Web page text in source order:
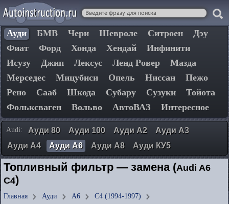
Ауди БМВ Чери Шевроле Ситроен
Дэу
Фиат
Форд Хонда Хендай
Инфинити
Исузу
Джип Лексус Ленд Ровер
Мазда
Мерседес
Мицубиси Опель Ниссан
Пежо
Рено
Сааб Шкода Субару Сузуки
Тойота
Фольксваген
Вольво АвтоВАЗ Интересное
Audi: Ауди 80 Ауди 100 Ауди А2
Ауди А3
Ауди А4
Ауди А6 Ауди А8 Ауди КУ5
Топливный фильтр — замена (Audi A6
C4)
Главная Ауди А6
C4 (1994-1997)